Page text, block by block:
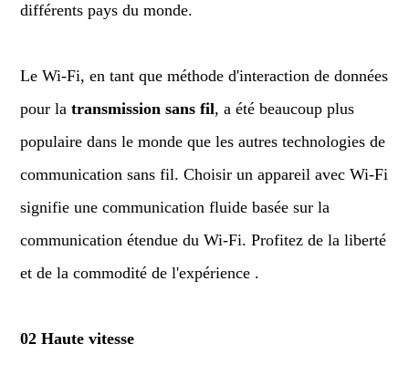
différents pays du monde.
Le Wi-Fi, en tant que méthode d'interaction de données
pour latransmission sans fil, a été beaucoup plus
populaire dans le monde que les autres technologies de
communication sans fil. Choisir un appareil avec Wi-Fi
signifie une communication fluide basée sur la
communication étendue du Wi-Fi. Profitez de la liberté
et de la commodité de l'expérience .
02 Haute vitesse